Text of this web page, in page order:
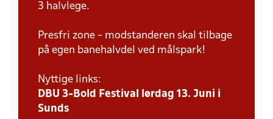
3 halvlege.
Presfri zone - modstanderen skal tilbage
på egen banehalvdel ved målspark!
Nyttige links:
DBU 3-Bold Festival lørdag 13. Juni i
Sunds